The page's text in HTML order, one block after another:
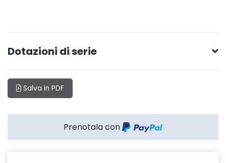
Dotazioni di serie
Salva in PDF
Prenotala con